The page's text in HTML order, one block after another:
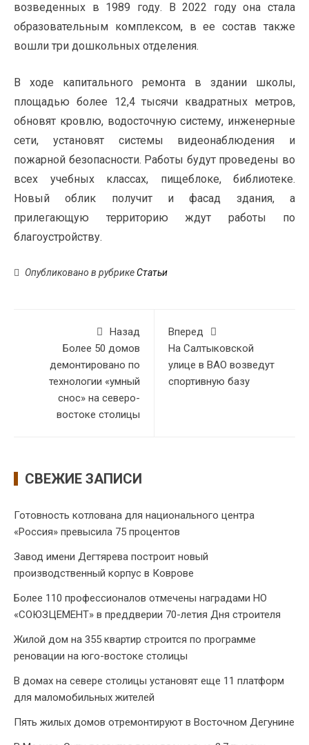
возведенных в 1989 году. В 2022 году она стала
образовательным комплексом, в ее состав также
вошли три дошкольных отделения.
В ходе капитального ремонта в здании школы,
площадью более 12,4 тысячи квадратных метров,
обновят кровлю, водосточную систему, инженерные
сети, установят системы видеонаблюдения и
пожарной безопасности. Работы будут проведены во
всех учебных классах, пищеблоке, библиотеке.
Новый облик получит и фасад здания, а
прилегающую территорию ждут работы по
благоустройству.
Опубликовано в рубрикеСтатьи
Назад
Более 50 домов
демонтировано по
технологии «умный
снос» на северо-
востоке столицы
Вперед
На Салтыковской
улице в ВАО возведут
спортивную базу
СВЕЖИЕ ЗАПИСИ
Готовность котлована для национального центра
«Россия» превысила 75 процентов
Завод имени Дегтярева построит новый
производственный корпус в Коврове
Более 110 профессионалов отмечены наградами НО
«СОЮЗЦЕМЕНТ» в преддверии 70-летия Дня строителя
Жилой дом на 355 квартир строится по программе
реновации на юго-востоке столицы
В домах на севере столицы установят еще 11 платформ
для маломобильных жителей
Пять жилых домов отремонтируют в Восточном Дегунине